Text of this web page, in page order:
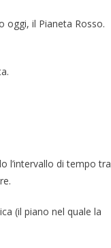
oggi, il Pianeta Rosso.
l’intervallo di tempo tra
(il piano nel quale la